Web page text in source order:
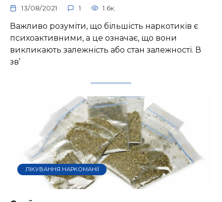
13/08/2021 1 1.6к.
Важливо розуміти, що більшість наркотиків є
психоактивними, а це означає, що вони
викликають залежність або стан залежності. В
зв’
ЛІКУВАННЯ НАРКОМАНІЇ